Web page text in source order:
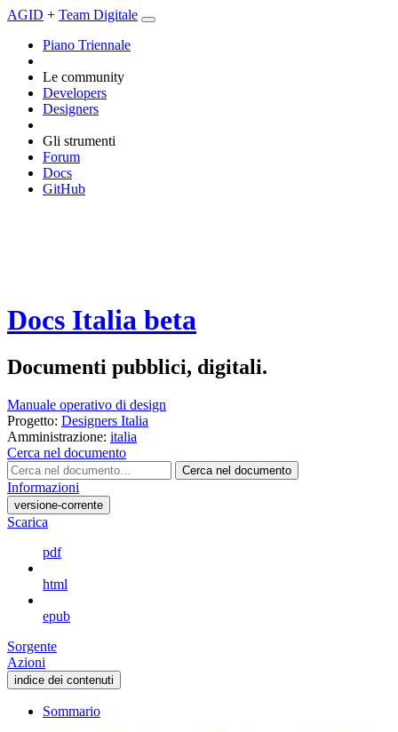
AGID + Team Digitale
Piano Triennale
Le community
Developers
Designers
Gli strumenti
Forum
Docs
GitHub
Docs Italia beta
Documenti pubblici, digitali.
Manuale operativo di design
Progetto: Designers Italia
Amministrazione: italia
Cerca nel documento
Cerca nel documento
Informazioni
versione-corrente
Scarica
pdf
html
epub
Sorgente
Azioni
indice dei contenuti
Sommario